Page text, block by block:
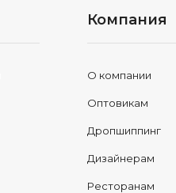
Компания
О компании
Оптовикам
Дропшиппинг
Дизайнерам
Ресторанам